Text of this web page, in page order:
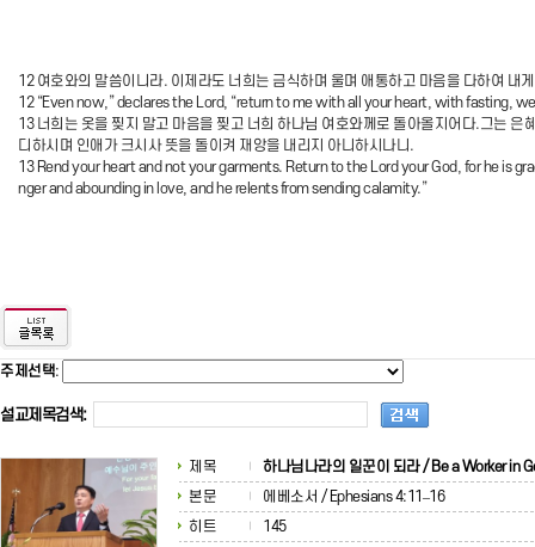
12 여호와의 말씀이니라. 이제라도 너희는 금식하며 울며 애통하고 마음을 다하여 내
12 “Even now,” declares the Lord, “return to me with all your heart, with fasting,
13 너희는 옷을 찢지 말고 마음을 찢고 너희 하나님 여호와께로 돌아올지어다.그는 은
디하시며 인애가 크시사 뜻을 돌이켜 재앙을 내리지 아니하시나니.
13 Rend your heart and not your garments. Return to the Lord your God, for he is
nger and abounding in love, and he relents from sending calamity.”
주제선택:
설교제목검색:
제목
하나님나라의 일꾼이 되라 / Be a Worker in
본문
에베소서 / Ephesians 4:11–16
히트
145